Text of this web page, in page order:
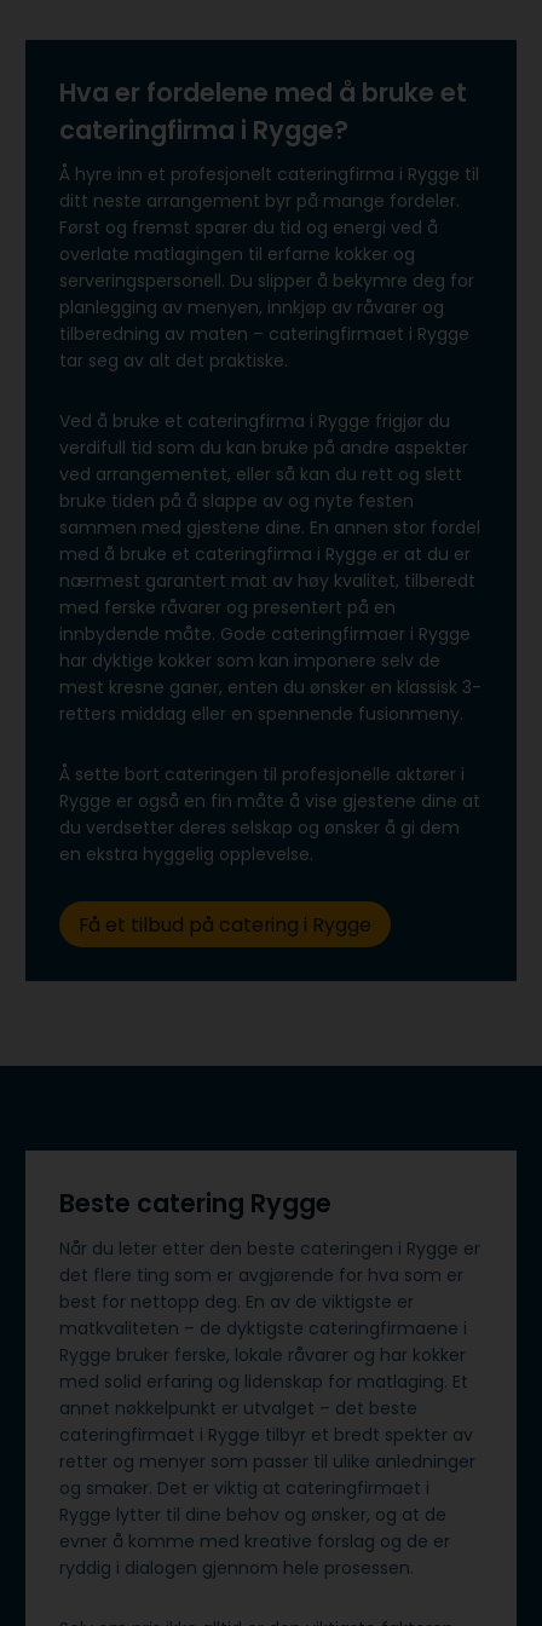
Hva er fordelene med å bruke et
cateringfirma i Rygge?
Å hyre inn et profesjonelt cateringfirma i Rygge til
ditt neste arrangement byr på mange fordeler.
Først og fremst sparer du tid og energi ved å
overlate matlagingen til erfarne kokker og
serveringspersonell. Du slipper å bekymre deg for
planlegging av menyen, innkjøp av råvarer og
tilberedning av maten – cateringfirmaet i Rygge
tar seg av alt det praktiske.
Ved å bruke et cateringfirma i Rygge frigjør du
verdifull tid som du kan bruke på andre aspekter
ved arrangementet, eller så kan du rett og slett
bruke tiden på å slappe av og nyte festen
sammen med gjestene dine. En annen stor fordel
med å bruke et cateringfirma i Rygge er at du er
nærmest garantert mat av høy kvalitet, tilberedt
med ferske råvarer og presentert på en
innbydende måte. Gode cateringfirmaer i Rygge
har dyktige kokker som kan imponere selv de
mest kresne ganer, enten du ønsker en klassisk 3-
retters middag eller en spennende fusionmeny.
Å sette bort cateringen til profesjonelle aktører i
Rygge er også en fin måte å vise gjestene dine at
du verdsetter deres selskap og ønsker å gi dem
en ekstra hyggelig opplevelse.
Få et tilbud på catering i Rygge
Beste catering Rygge
Når du leter etter den beste cateringen i Rygge er
det flere ting som er avgjørende for hva som er
best for nettopp deg. En av de viktigste er
matkvaliteten – de dyktigste cateringfirmaene i
Rygge bruker ferske, lokale råvarer og har kokker
med solid erfaring og lidenskap for matlaging. Et
annet nøkkelpunkt er utvalget – det beste
cateringfirmaet i Rygge tilbyr et bredt spekter av
retter og menyer som passer til ulike anledninger
og smaker. Det er viktig at cateringfirmaet i
Rygge lytter til dine behov og ønsker, og at de
evner å komme med kreative forslag og de er
ryddig i dialogen gjennom hele prosessen.